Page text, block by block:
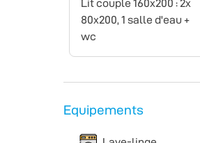
Lit couple 160x200 : 2x
80x200, 1 salle d'eau +
wc
Equipements